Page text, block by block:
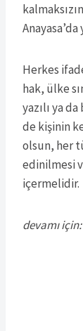
Anayasa’da
Herkes
hak, ülke
yazılı ya
de kişinin
olsun, her
edinilmesi
içermelidir.
devamı için: